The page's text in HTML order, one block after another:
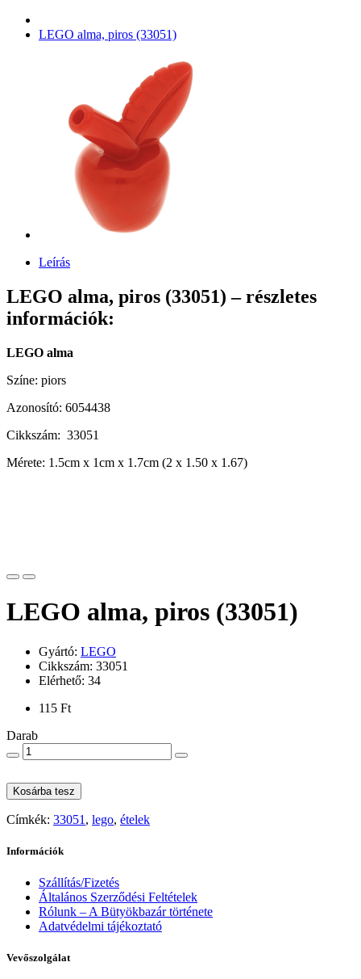
LEGO alma, piros (33051)
Leírás
LEGO alma, piros (33051) – részletes
információk:
LEGO alma
Színe: piors
Azonosító: 6054438
Cikkszám: 33051
Mérete: 1.5cm x 1cm x 1.7cm (2 x 1.50 x 1.67)
LEGO alma, piros (33051)
Gyártó: LEGO
Cikkszám: 33051
Elérhető: 34
115 Ft
Darab
Kosárba tesz
Címkék: 33051 , lego, ételek
Információk
Szállítás/Fizetés
Általános Szerződési Feltételek
Rólunk – A Bütyökbazár története
Adatvédelmi tájékoztató
Vevőszolgálat